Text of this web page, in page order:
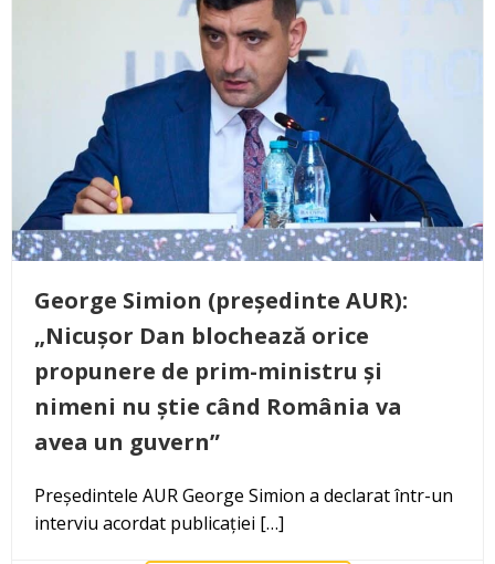
George Simion (președinte AUR):
„Nicușor Dan blochează orice
propunere de prim-ministru și
nimeni nu știe când România va
avea un guvern”
Președintele AUR George Simion a declarat într-un
interviu acordat publicației […]